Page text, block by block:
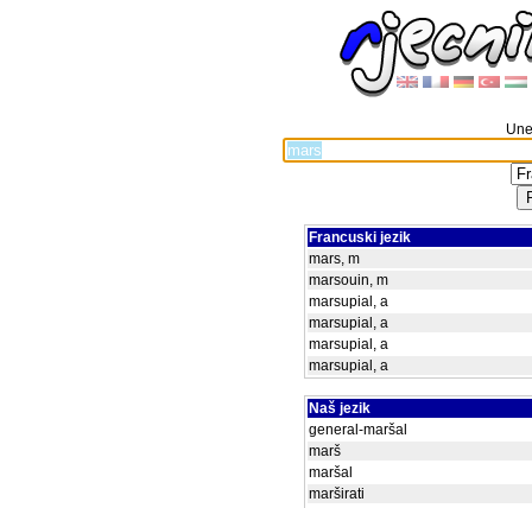
Francuski jezik
mars, m
marsouin, m
marsupial, a
marsupial, a
marsupial, a
marsupial, a
Naš jezik
general-maršal
marš
maršal
marširati